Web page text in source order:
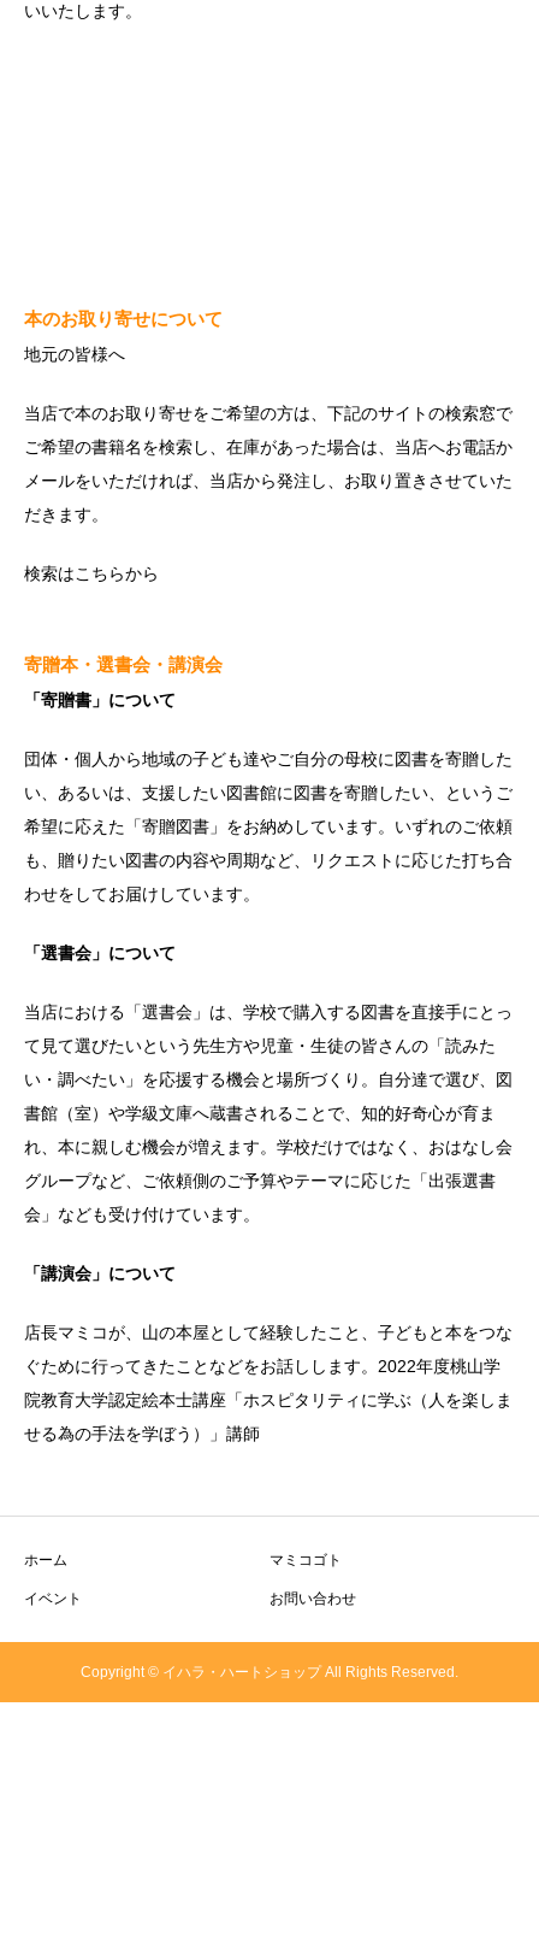
いいたします。
本のお取り寄せについて
地元の皆様へ
当店で本のお取り寄せをご希望の方は、下記のサイトの検索窓で
ご希望の書籍名を検索し、在庫があった場合は、当店へお電話か
メールをいただければ、当店から発注し、お取り置きさせていた
だきます。
検索はこちらから
寄贈本・選書会・講演会
「寄贈書」について
団体・個人から地域の子ども達やご自分の母校に図書を寄贈した
い、あるいは、支援したい図書館に図書を寄贈したい、というご
希望に応えた「寄贈図書」をお納めしています。いずれのご依頼
も、贈りたい図書の内容や周期など、リクエストに応じた打ち合
わせをしてお届けしています。
「選書会」について
当店における「選書会」は、学校で購入する図書を直接手にとっ
て見て選びたいという先生方や児童・生徒の皆さんの「読みた
い・調べたい」を応援する機会と場所づくり。自分達で選び、図
書館（室）や学級文庫へ蔵書されることで、知的好奇心が育ま
れ、本に親しむ機会が増えます。学校だけではなく、おはなし会
グループなど、ご依頼側のご予算やテーマに応じた「出張選書
会」なども受け付けています。
「講演会」について
店長マミコが、山の本屋として経験したこと、子どもと本をつな
ぐために行ってきたことなどをお話しします。2022年度桃山学
院教育大学認定絵本士講座「ホスピタリティに学ぶ（人を楽しま
せる為の手法を学ぼう）」講師
ホーム マミコゴト
イベント お問い合わせ
Copyright © イハラ・ハートショップ All Rights Reserved.